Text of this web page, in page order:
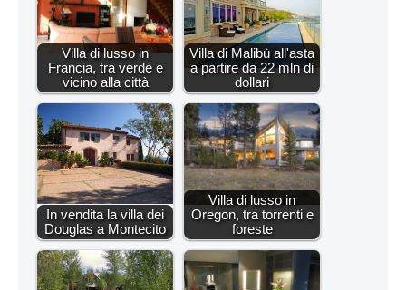
Villa di lusso in
Francia, tra verde e
vicino alla città
Villa di Malibù all'asta
a partire da 22 mln di
dollari
In vendita la villa dei
Douglas a Montecito
Villa di lusso in
Oregon, tra torrenti e
foreste